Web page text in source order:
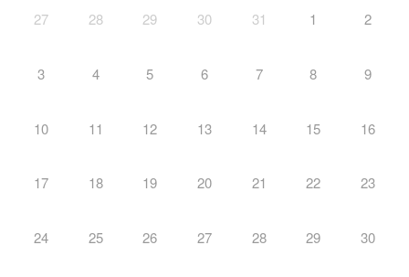
27 28 29 30 31 1 2
3 4 5 6 7 8 9
10 11 12 13 14 15 16
17 18 19 20 21 22 23
24 25 26 27 28 29 30